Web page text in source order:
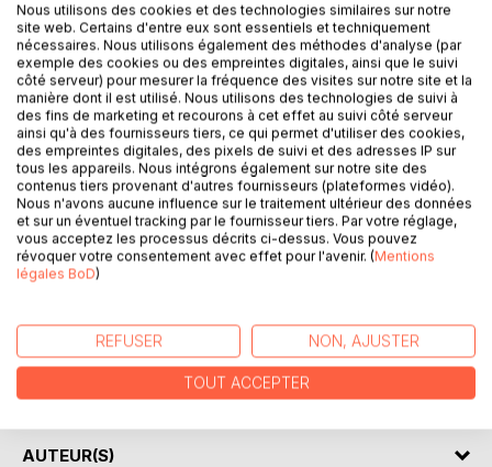
DESCRIPTION
Le hurlement du loup est le troisième roman de Douaratil et
fait suite à "L'honneur perdu" et "L'ombre intime".
Les signes annonçant l'avènement des temps se
multiplient, immisçant le mal dans la destinée de chacun en
les mettant à l'épreuve de leur ombre intime.
De cette déchéance, chacun devra tirer le meilleur parti.
Les âmes égarées devront puiser profondément en elles
pour se relever. L'une d'entre elles le fera en hurlant : le
AUTEUR(S)
Nous utilisons des cookies et des technologies similaires sur notre
site web. Certains d'entre eux sont essentiels et techniquement
nécessaires. Nous utilisons également des méthodes d'analyse (par
exemple des cookies ou des empreintes digitales, ainsi que le suivi
côté serveur) pour mesurer la fréquence des visites sur notre site et la
manière dont il est utilisé. Nous utilisons des technologies de suivi à
des fins de marketing et recourons à cet effet au suivi côté serveur
ainsi qu'à des fournisseurs tiers, ce qui permet d'utiliser des cookies,
des empreintes digitales, des pixels de suivi et des adresses IP sur
tous les appareils. Nous intégrons également sur notre site des
contenus tiers provenant d'autres fournisseurs (plateformes vidéo).
Nous n'avons aucune influence sur le traitement ultérieur des données
et sur un éventuel tracking par le fournisseur tiers. Par votre réglage,
vous acceptez les processus décrits ci-dessus. Vous pouvez
révoquer votre consentement avec effet pour l'avenir. (Mentions
légales BoD)
REFUSER NON, AJUSTER
TOUT ACCEPTER